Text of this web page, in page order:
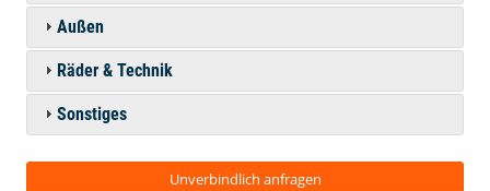
Außen
Räder & Technik
Sonstiges
Unverbindlich anfragen